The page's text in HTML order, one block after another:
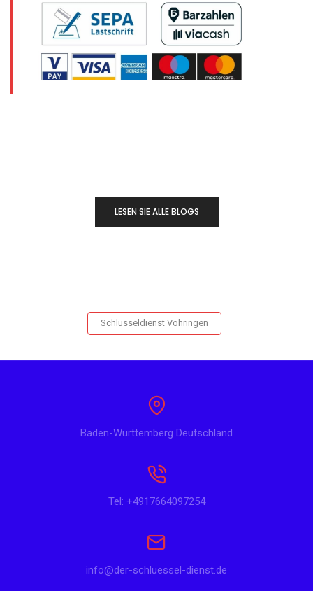
LESEN SIE ALLE BLOGS
Schlüsseldienst Vöhringen
Baden-Württemberg Deutschland
Tel: +4917664097254
info@der-schluessel-dienst.de